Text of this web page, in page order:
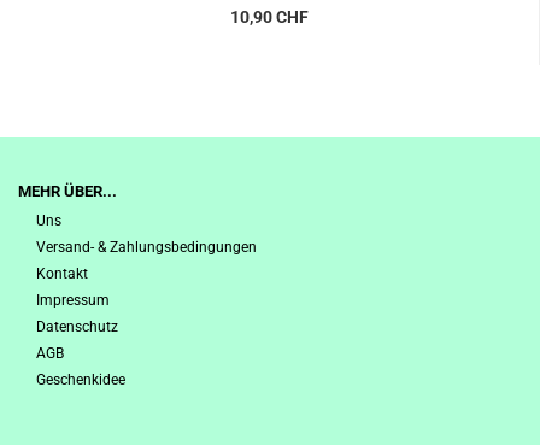
10,90 CHF
MEHR ÜBER...
Uns
Versand- & Zahlungsbedingungen
Kontakt
Impressum
Datenschutz
AGB
Geschenkidee